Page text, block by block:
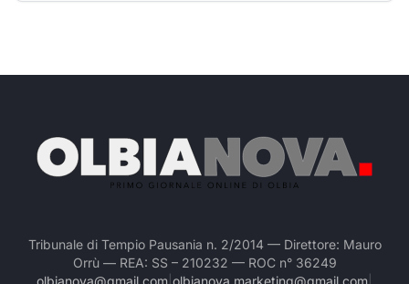
Tribunale di Tempio Pausania n. 2/2014 — Direttore: Mauro
Orrù — REA: SS – 210232 — ROC n° 36249
olbianova@gmail.com olbianova.marketing@gmail.com